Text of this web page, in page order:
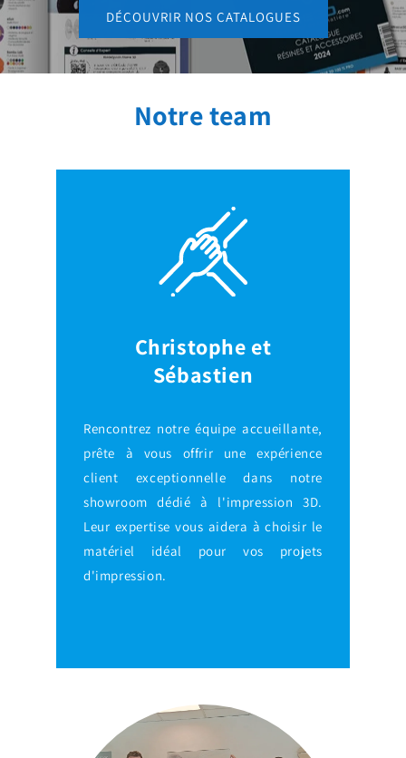
DÉCOUVRIR NOS CATALOGUES
Notre team
Christophe et
Sébastien
Rencontrez notre équipe accueillante,
prête à vous offrir une expérience
client exceptionnelle dans notre
showroom dédié à l'impression 3D.
Leur expertise vous aidera à choisir le
matériel idéal pour vos projets
d'impression.